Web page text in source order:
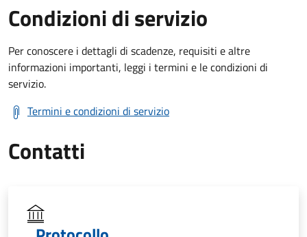
Condizioni di servizio
Per conoscere i dettagli di scadenze, requisiti e altre
informazioni importanti, leggi i termini e le condizioni di
servizio.
Termini e condizioni di servizio
Contatti